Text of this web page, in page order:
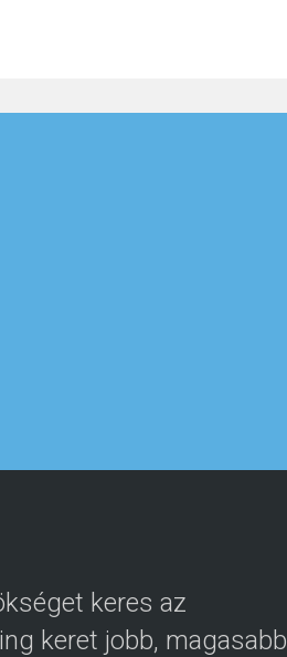
keres az
keret jobb, magasabb